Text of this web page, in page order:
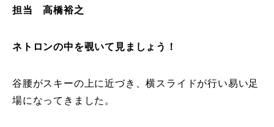
特別講座
PV
インストラクター募集
担当 高橋裕之
ネトロンの中を覗いて見ましょう！
谷腰がスキーの上に近づき、横スライドが行い易い足
場になってきました。